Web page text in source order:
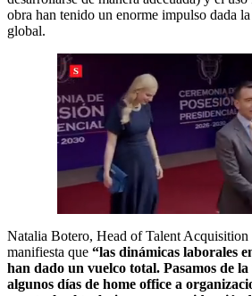
obra han tenido un enorme impulso dada
global.
Natalia Botero, Head of Talent
manifiesta que “las dinámicas laborales
han dado un vuelco total. Pasamos de
algunos días de home office a